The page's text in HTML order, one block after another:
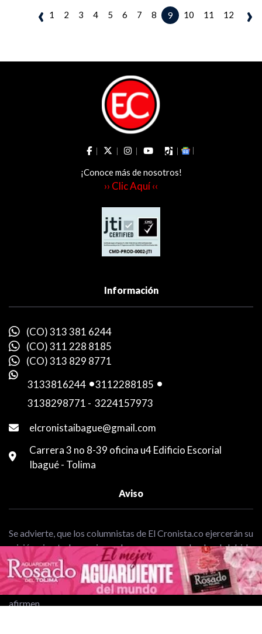
‹ 1 2 3 4 5 6 7 8 9 10 11 12 ›
¡Conoce más de nosotros!
›› Clic Aquí ‹‹
Información
(CO) 313 381 6244
(CO) 311 228 8185
(CO) 313 829 8771
3133816244 -3112288185 -
3138298771 - 3224157973
elcronistaibague@gmail.com
Carrera 3 no 8-39 oficina u4 Edificio Escorial
Ibagué - Tolima
Aviso
Se advierte, que los columnistas de El Cronista.co ejercerán su
misión sin ataduras ni mordazas, pero guardando el debido
respeto en sus artículos. Solo ellos, serán responsables
exclusivamente de sus opiniones, y desde ninguna
circunstancia, este medio responderá por lo que escriban o
afirmen.